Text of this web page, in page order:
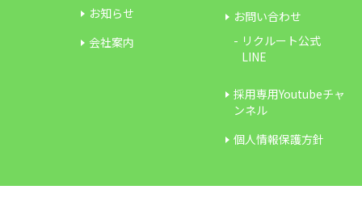
お知らせ
会社案内
お問い合わせ
リクルート公式
LINE
採用専用Youtubeチャ
ンネル
個人情報保護方針